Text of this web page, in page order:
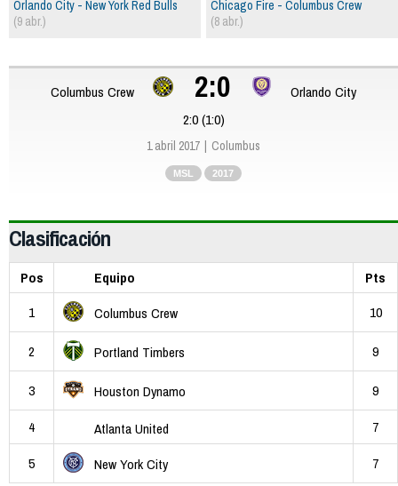
Chicago Fire - Columbus Crew
(8 abr.)
Orlando City - New York Red Bulls
(9 abr.)
Columbus Crew 2:0
Orlando City
2:0 (1:0)
1 abril 2017 Columbus
MSL 2017
Clasificación
Pos Equipo
Pts
1
Columbus Crew 10
2 Portland Timbers 9
3 Houston Dynamo
9
4
Atlanta United
7
5
New York City 7